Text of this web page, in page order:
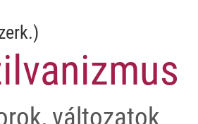
változatok